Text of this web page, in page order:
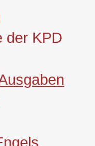
der KPD